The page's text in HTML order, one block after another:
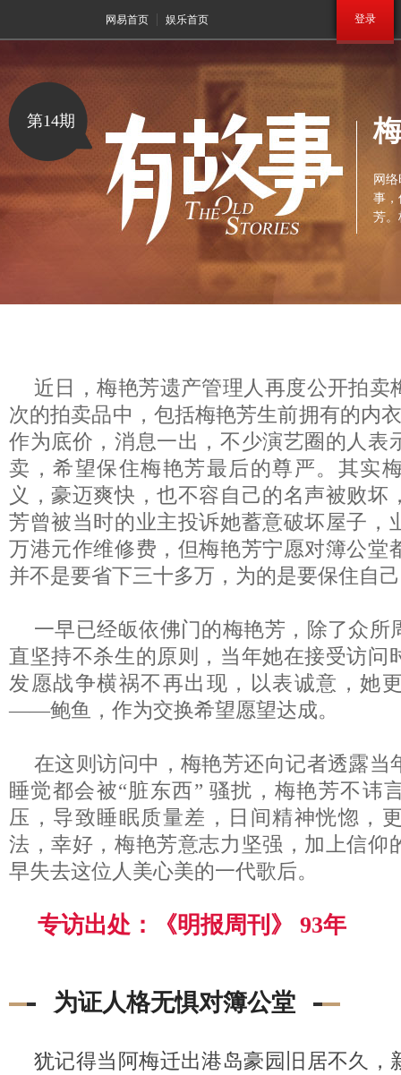
网易首页 娱乐首页 登录
第14期
网
事，
芳。
近日，梅艳芳遗产管理人再度公开拍卖
次的拍卖品中，包括梅艳芳生前拥有的内
作为底价，消息一出，不少演艺圈的人表
卖，希望保住梅艳芳最后的尊严。其实
义，豪迈爽快，也不容自己的名声被败坏
芳曾被当时的业主投诉她蓄意破坏屋子，
万港元作维修费，但梅艳芳宁愿对簿公堂
并不是要省下三十多万，为的是要保住自
一早已经皈依佛门的梅艳芳，除了众所
直坚持不杀生的原则，当年她在接受访问
发愿战争横祸不再出现，以表诚意，她
——鲍鱼，作为交换希望愿望达成。
在这则访问中，梅艳芳还向记者透露当
睡觉都会被“脏东西” 骚扰，梅艳芳不讳
压，导致睡眠质量差，日间精神恍惚，
法，幸好，梅艳芳意志力坚强，加上信仰
早失去这位人美心美的一代歌后。
专访出处：《明报周刊》 93年
为证人格无惧对簿公堂
犹记得当阿梅迁出港岛豪园旧居不久，